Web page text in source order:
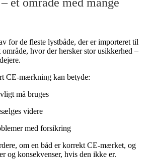
for de fleste lystbåde, der er importeret til
hvor der hersker stor usikkerhed –
CE-mærkning kan betyde:
må bruges
videre
med forsikring
om en båd er korrekt CE-mærket, og
og konsekvenser, hvis den ikke er.